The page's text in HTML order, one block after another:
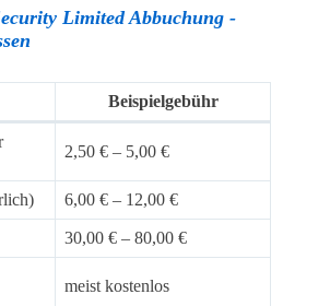
Limited Abbuchung -
Beispielgebühr
2,50 € – 5,00 €
6,00 € – 12,00 €
30,00 € – 80,00 €
meist kostenlos